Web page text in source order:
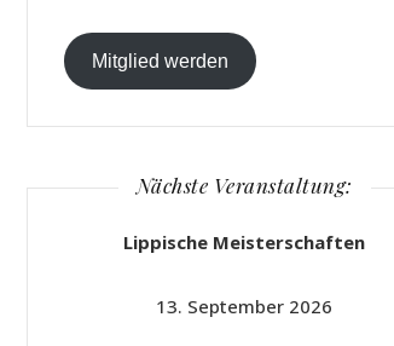
Mitglied werden
Nächste Veranstaltung:
Lippische Meisterschaften
13. September 2026